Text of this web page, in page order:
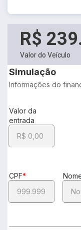
R$
Valor do Veículo